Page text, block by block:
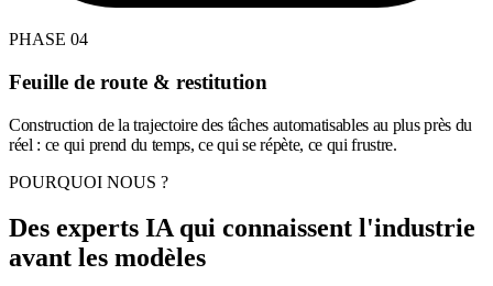
PHASE 04
Feuille de route & restitution
Construction de la trajectoire des tâches automatisables au plus près du
réel : ce qui prend du temps, ce qui se répète, ce qui frustre.
POURQUOI NOUS ?
Des experts IA qui connaissent l'industrie
avant les modèles